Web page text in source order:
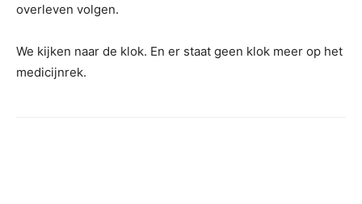
overleven volgen.
We kijken naar de klok. En er staat geen klok meer op het
medicijnrek.